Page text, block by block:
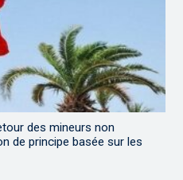
des mineurs non
de principe basée sur les